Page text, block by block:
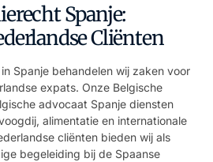
Spanje:
Cliënten
Spanje behandelen wij zaken voor
expats. Onze Belgische
advocaat Spanje diensten
alimentatie en internationale
cliënten bieden wij als
begeleiding bij de Spaanse